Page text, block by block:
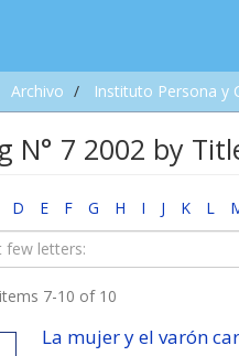
Archivo Instituto Persona y
N° 7 2002 by
D E F G H I J K L
7-10 of 10
La mujer y el varón